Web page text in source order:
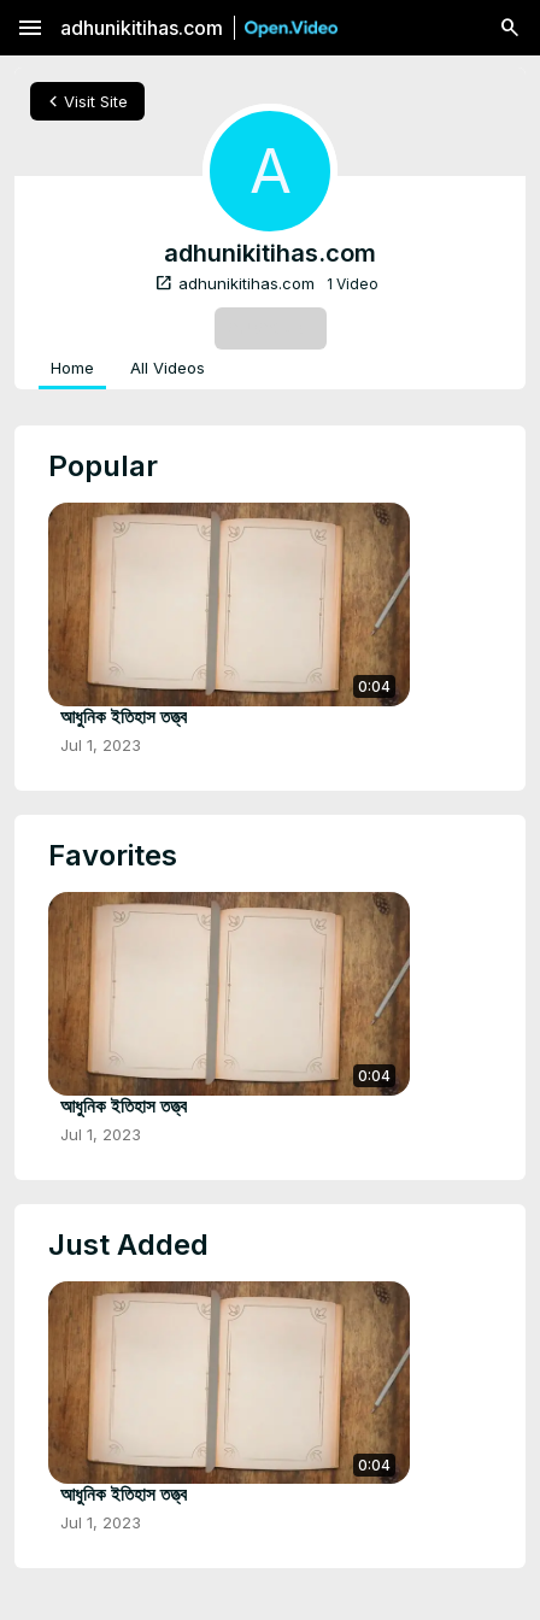
menu adhunikitihas.com
chevron_left Visit Site
A
adhunikitihas.com
open_in_new adhunikitihas.com 1 Video
Home All Videos
Popular
0:04
আধুনিক ইতিহাস তত্ত্ব
Jul 1, 2023
Favorites
0:04
আধুনিক ইতিহাস তত্ত্ব
Jul 1, 2023
Just Added
0:04
আধুনিক ইতিহাস তত্ত্ব
Jul 1, 2023